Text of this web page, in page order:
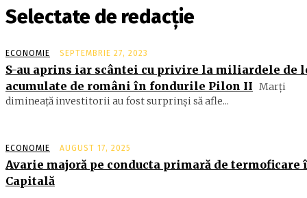
Selectate de redacție
ECONOMIE SEPTEMBRIE 27, 2023
S-au aprins iar scântei cu privire la miliardele de
acumulate de români în fondurile Pilon II Marţi
dimineaţă investitorii au fost surprinşi să afle...
ECONOMIE AUGUST 17, 2025
Avarie majoră pe conducta primară de termoficare
Capitală